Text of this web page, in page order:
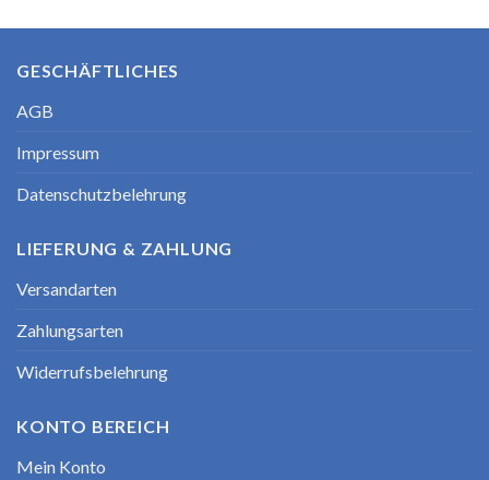
GESCHÄFTLICHES
AGB
Impressum
Datenschutzbelehrung
LIEFERUNG & ZAHLUNG
Versandarten
Zahlungsarten
Widerrufsbelehrung
KONTO BEREICH
Mein Konto